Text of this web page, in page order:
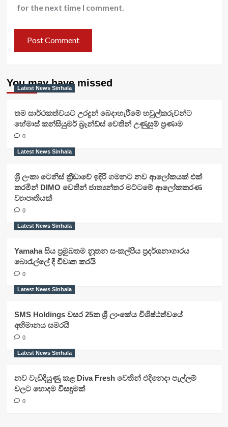
for the next time I comment.
You may have missed
Latest News Sinhala
තම සාර්ථකත්වයට උරදුන් බෙදාහැරීමේ හවුල්කරුවන්ට
හේමාස් කන්සියුමර් බ්‍රෑන්ඩ්ස් වෙතින් උණුසුම් ප්‍රණාම
0
Latest News Sinhala
ශ්‍රී ලංකා ටෙනිස් ක්‍රීඩාවේ ඉදිරි ගමනට නව ආලෝකයක් එක්
කරමින් DIMO වෙතින් ජාත්‍යන්තර මට්ටමේ ආලෝකකරණ
ව්‍යාපෘතියක්
0
Latest News Sinhala
Yamaha සිය ප්‍රමුඛතම නූතන සංකල්පීය ප්‍රදර්ශනාගාරය
බොරැල්ලේ දී විවෘත කරයි
0
Latest News Sinhala
SMS Holdings වසර 25ක ශ්‍රී ලාංකේය විශිෂ්ඨත්වයේ
අභිමානය සමරයි
0
Latest News Sinhala
නව වැඩිදියුණු කළ Diva Fresh වෙතින් එදිනෙදා පැල්ලම්
වලට හොදම විසඳුමක්
0